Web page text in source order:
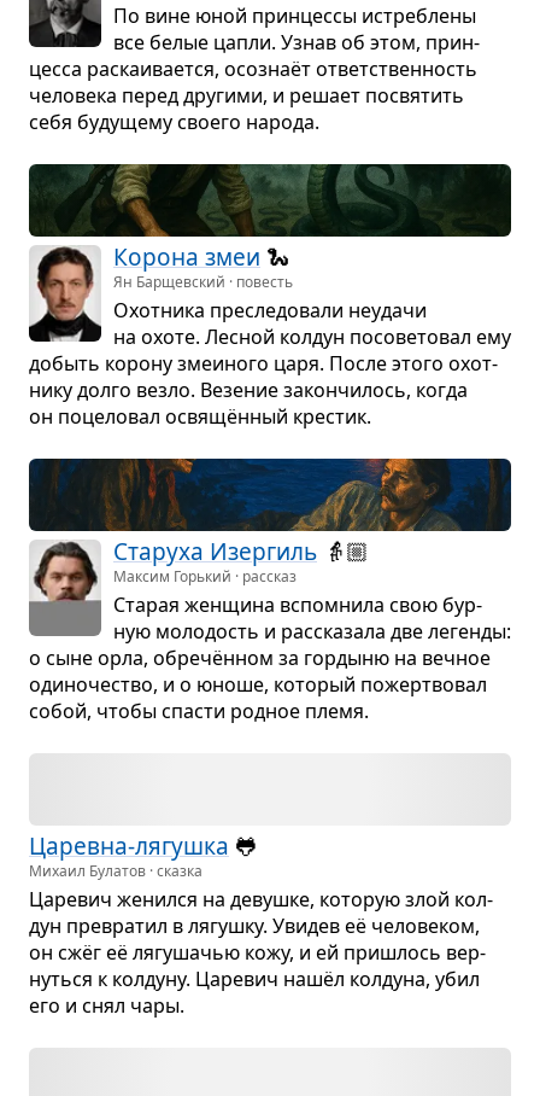
По вине юной прин­цессы истреб­лены
все белые цапли. Узнав об этом, прин­
цесса рас­ка­и­ва­ется, осо­знаёт ответ­ствен­ность
чело­века перед дру­гими, и решает посвя­тить
себя буду­щему сво­его народа.
Корона змеи 🐍
Ян Барщевский · повесть
Охот­ника пре­сле­до­вали неудачи
на охоте. Лес­ной кол­дун посо­ве­то­вал ему
добыть корону зме­и­ного царя. После этого охот­
нику долго везло. Везе­ние закон­чи­лось, когда
он поце­ло­вал освящён­ный кре­стик.
Ста­руха Изер­гиль 👵🏼
Максим Горький · рассказ
Ста­рая жен­щина вспо­мнила свою бур­
ную моло­дость и рас­ска­зала две легенды:
о сыне орла, обречён­ном за гор­дыню на веч­ное
оди­но­че­ство, и о юноше, кото­рый пожерт­во­вал
собой, чтобы спа­сти род­ное племя.
Царевна-лягушка 🐸
Михаил Булатов · сказка
Царе­вич женился на девушке, кото­рую злой кол­
дун пре­вра­тил в лягушку. Уви­дев её чело­ве­ком,
он сжёг её лягу­ша­чью кожу, и ей при­шлось вер­
нуться к кол­дуну. Царе­вич нашёл кол­дуна, убил
его и снял чары.